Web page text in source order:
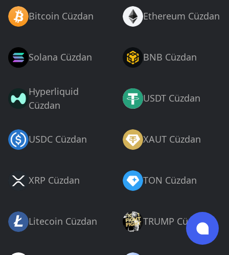
Bitcoin Cüzdan Ethereum Cüzdan
Solana Cüzdan BNB Cüzdan
Hyperliquid
Cüzdan
USDT Cüzdan
USDC Cüzdan XAUT Cüzdan
XRP Cüzdan TON Cüzdan
Litecoin Cüzdan TRUMP Cüzdan